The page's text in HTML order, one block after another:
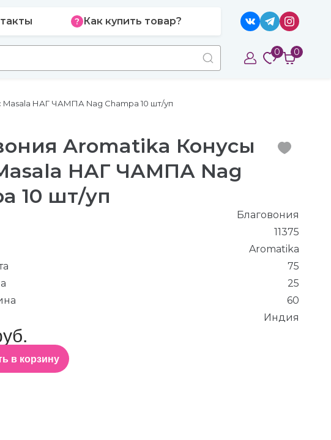
Как купить товар?
0 0
НАГ ЧАМПА Nag Champa 10 шт/уп
Aromatika Конусы
НАГ ЧАМПА Nag
10 шт/уп
Благовония
11375
Aromatika
75
25
60
Индия
в корзину